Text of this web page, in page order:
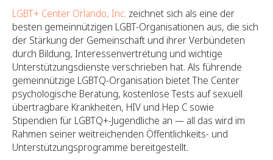
LGBT+ Center Orlando, Inc. zeichnet sich als eine der
besten gemeinnützigen LGBT-Organisationen aus, die sich
der Stärkung der Gemeinschaft und ihrer Verbündeten
durch Bildung, Interessenvertretung und wichtige
Unterstützungsdienste verschrieben hat. Als führende
gemeinnützige LGBTQ-Organisation bietet The Center
psychologische Beratung, kostenlose Tests auf sexuell
übertragbare Krankheiten, HIV und Hep C sowie
Stipendien für LGBTQ+-Jugendliche an — all das wird im
Rahmen seiner weitreichenden Öffentlichkeits- und
Unterstützungsprogramme bereitgestellt.